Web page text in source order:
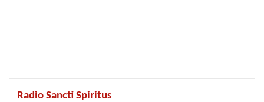
Radio Sancti Spiritus